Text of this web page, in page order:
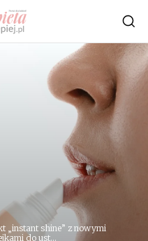
„instant shine” z nowymi
do ust...